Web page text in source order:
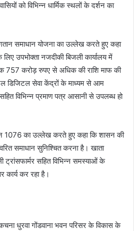
को विभिन्न धार्मिक स्थलों के दर्शन का
समाधान योजना का उल्लेख करते हुए कहा
उपभोक्ता नजदीकी बिजली कार्यालय में
करोड़ रुपए से अधिक की राशि माफ की
डिजिटल सेवा केंद्रों के माध्यम से आम
विभिन्न प्रमाण पत्र आसानी से उपलब्ध हो
1076 का उल्लेख करते हुए कहा कि शासन की
समाधान सुनिश्चित करना है। खाता
ट्रांसफार्मर सहित विभिन्न समस्याओं के
कार्य कर रहा है।
धुरवा गोंडवाना भवन परिसर के विकास के